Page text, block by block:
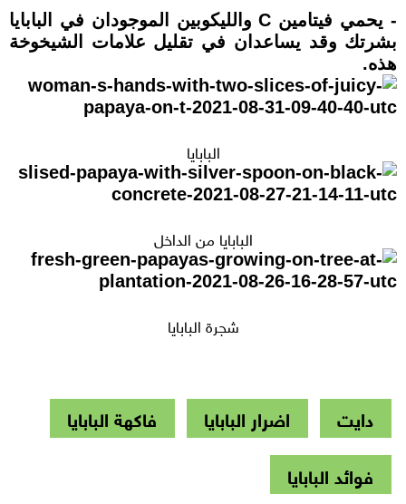
- يحمي فيتامين C والليكوبين الموجودان في البابايا
بشرتك وقد يساعدان في تقليل علامات الشيخوخة
هذه.
البابايا
البابايا من الداخل
شجرة البابايا
دايت اضرار البابايا
فاكهة البابايا
فوائد البابايا